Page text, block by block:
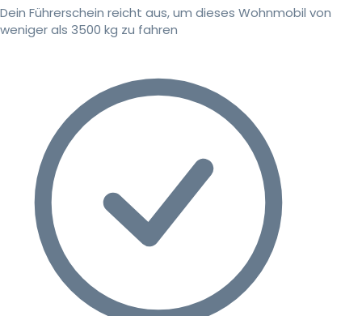
Dein Führerschein reicht aus, um dieses Wohnmobil von
weniger als 3500 kg zu fahren